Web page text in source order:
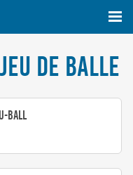
DE BALLE
ball